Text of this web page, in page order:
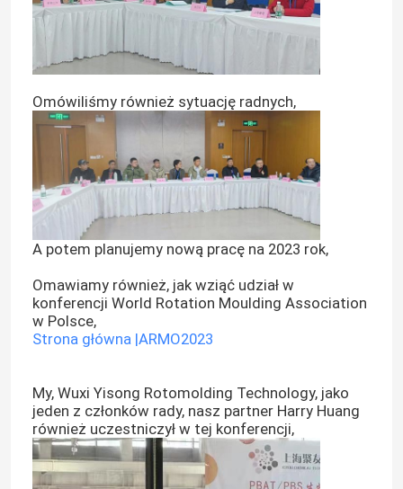
Omówiliśmy również sytuację radnych,
A potem planujemy nową pracę na 2023 rok,
Omawiamy również, jak wziąć udział w
konferencji World Rotation Moulding Association
w Polsce,
Strona główna |ARMO2023
My, Wuxi Yisong Rotomolding Technology, jako
jeden z członków rady, nasz partner Harry Huang
również uczestniczył w tej konferencji,